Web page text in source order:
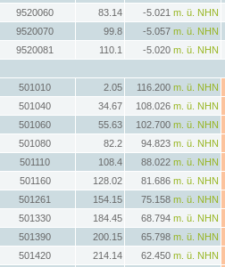
9520060 83.14 -5.021 m. ü. NHN
9520070 99.8 -5.057 m. ü. NHN
9520081 110.1 -5.020 m. ü. NHN
501010 2.05 116.200 m. ü. NHN
501040 34.67 108.026 m. ü. NHN
501060 55.63 102.700 m. ü. NHN
501080 82.2 94.823 m. ü. NHN
501110 108.4 88.022 m. ü. NHN
501160 128.02 81.686 m. ü. NHN
501261 154.15 75.158 m. ü. NHN
501330 184.45 68.794 m. ü. NHN
501390 200.15 65.798 m. ü. NHN
501420 214.14 62.450 m. ü. NHN